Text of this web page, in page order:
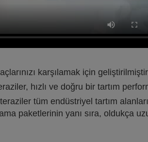
karşılamak için
hızlı ve doğru bir tartım
teraziler tüm endüstriyel tartım
paketlerinin yanı sıra, oldukça